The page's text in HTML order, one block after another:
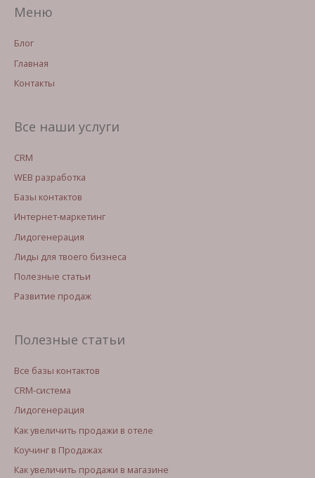
Меню
Блог
Главная
Контакты
Все наши услуги
CRM
WEB разработка
Базы контактов
Интернет-маркетинг
Лидогенерация
Лиды для твоего бизнеса
Полезные статьи
Развитие продаж
Полезные статьи
Все базы контактов
CRM-система
Лидогенерация
Как увеличить продажи в отеле
Коучинг в Продажах
Как увеличить продажи в магазине